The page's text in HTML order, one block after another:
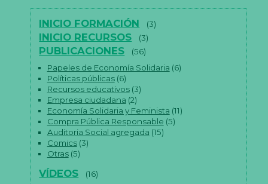
INICIO FORMACIÓN (3)
INICIO RECURSOS (3)
PUBLICACIONES
(56)
Papeles de Economía Solidaria (6)
Políticas públicas(6)
Recursos educativos(3)
Empresa ciudadana (2)
Economía Solidaria y Feminista (11)
Compra Pública Responsable (5)
Auditoria Social agregada (15)
Comics(3)
Otras(5)
VÍDEOS
(16)